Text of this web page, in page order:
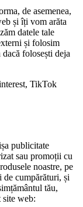
de asemenea,
și îți vom arăta
datele tale
și folosim
folosești deja
TikTok
publicitate
sau promoții cu
noastre, pe
de cumpărături, și
tău,
site web: